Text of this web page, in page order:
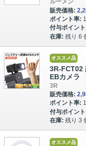
ルーメン
販売価格:
ポイント率:
付与ポイン
在庫: 残り 6
オススメ品
3R-FCT02
EBカメラ
3R
販売価格:
ポイント率:
付与ポイン
在庫: 残り 3
オススメ品